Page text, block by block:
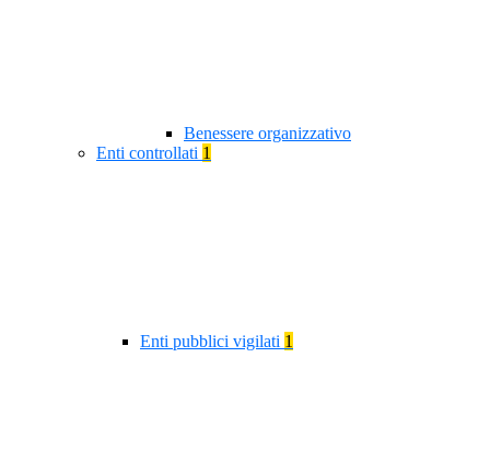
Benessere organizzativo
Enti controllati 1
Enti pubblici vigilati 1